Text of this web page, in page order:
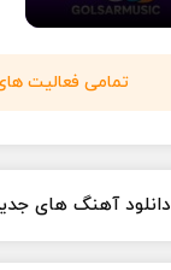
تمامی فعالیت
دانلود آهنگ های